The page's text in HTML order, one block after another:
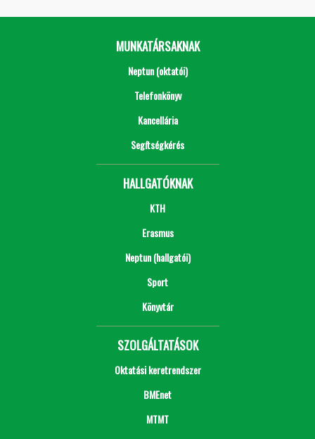
MUNKATÁRSAKNAK
Neptun (oktatói)
Telefonkönyv
Kancellária
Segítségkérés
HALLGATÓKNAK
KTH
Erasmus
Neptun (hallgatói)
Sport
Könyvtár
SZOLGÁLTATÁSOK
Oktatási keretrendszer
BMEnet
MTMT